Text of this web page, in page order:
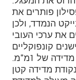
פותרים את
הנמדד, ולכן
את ערכי העובי
קונפוקליים
מדגם confocalDT IFS 2405, בטווח מדידה של 1מ"מ.
מדידה קטן